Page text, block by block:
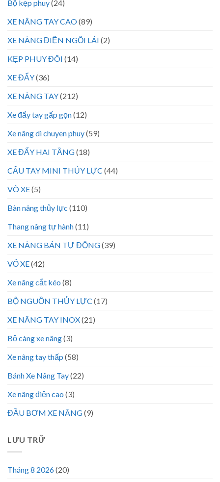
Bộ kẹp phuy(24)
XE NÂNG TAY CAO(89)
XE NÂNG ĐIỆN NGỒI LÁI (2)
KẸP PHUY ĐÔI (14)
XE ĐẨY(36)
XE NÂNG TAY(212)
Xe đẩy tay gấp gọn(12)
Xe nâng di chuyen phuy(59)
XE ĐẨY HAI TẦNG(18)
CẨU TAY MINI THỦY LỰC (44)
VÕ XE(5)
Bàn nâng thủy lực (110)
Thang nâng tự hành(11)
XE NÂNG BÁN TỰ ĐỘNG(39)
VỎ XE(42)
Xe nâng cắt kéo (8)
BỘ NGUỒN THỦY LỰC (17)
XE NÂNG TAY INOX(21)
Bộ càng xe nâng(3)
Xe nâng tay thấp (58)
Bánh Xe Nâng Tay(22)
Xe nâng điện cao (3)
ĐẦU BƠM XE NÂNG(9)
LƯU TRỮ
Tháng 8 2026(20)